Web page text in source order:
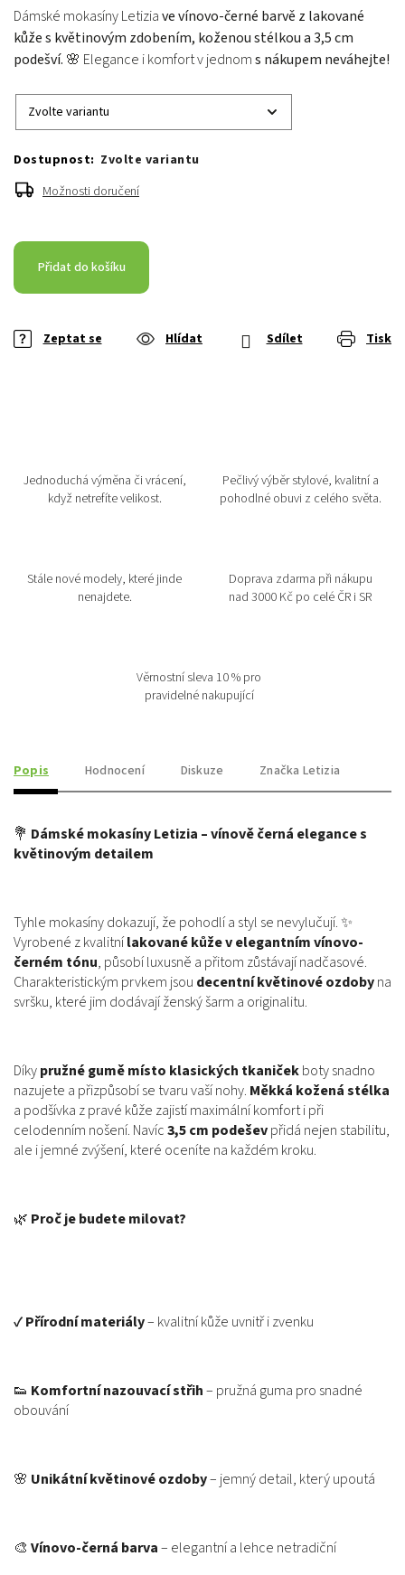
Dámské mokasíny Letiziave vínovo-černé barvě z lakované
kůže s květinovým zdobením, koženou stélkou a 3,5 cm
podešví. 🌸 Elegance i komfort v jednoms nákupem neváhejte!
Zvolte variantu
Možnosti doručení
Přidat do košíku
Tisk
Zeptat se Hlídat Sdílet
Jednoduchá výměna či vrácení,
když netrefíte velikost.
Pečlivý výběr stylové, kvalitní a
pohodlné obuvi z celého světa.
Stále nové modely, které jinde
nenajdete.
Doprava zdarma při nákupu
nad 3000 Kč po celé ČR i SR
Věrnostní sleva 10 % pro
pravidelné nakupující
Popis Hodnocení Diskuze Značka Letizia
💐 Dámské mokasíny Letizia – vínově černá elegance s
květinovým detailem
Tyhle mokasíny dokazují, že pohodlí a styl se nevylučují. ✨
Vyrobené z kvalitnílakované kůže v elegantním vínovo-
černém tónu, působí luxusně a přitom zůstávají nadčasové.
Charakteristickým prvkem jsou decentní květinové ozdobyna
svršku, které jim dodávají ženský šarm a originalitu.
Díkypružné gumě místo klasických tkaničekboty snadno
nazujete a přizpůsobí se tvaru vaší nohy. Měkká kožená stélka
a podšívka z pravé kůže zajistí maximální komfort i při
celodenním nošení. Navíc3,5 cm podeševpřidá nejen stabilitu,
ale i jemné zvýšení, které oceníte na každém kroku.
🌿 Proč je budete milovat?
✔️Přírodní materiály– kvalitní kůže uvnitř i zvenku
👟 Komfortní nazouvací střih– pružná guma pro snadné
obouvání
🌸 Unikátní květinové ozdoby– jemný detail, který upoutá
🎨 Vínovo-černá barva– elegantní a lehce netradiční